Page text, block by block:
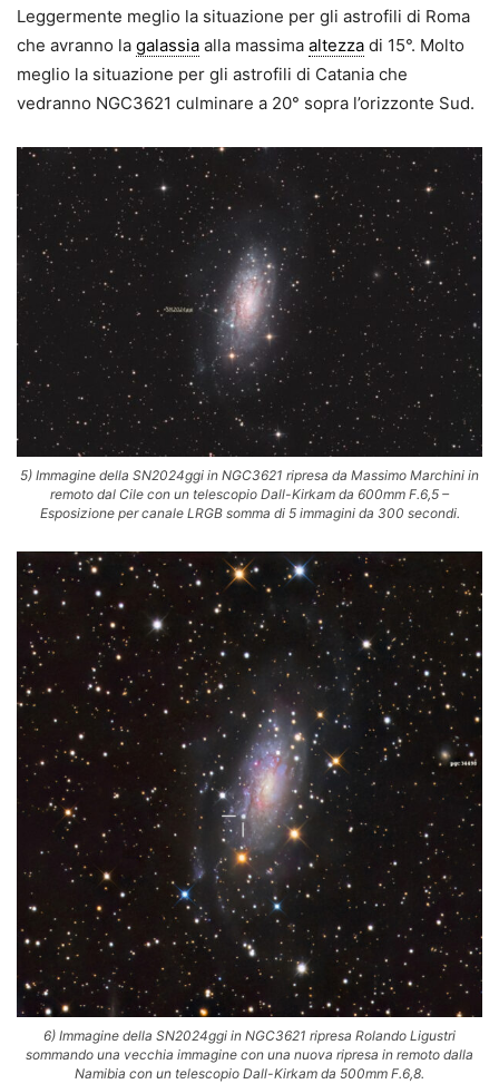
Leggermente meglio la situazione per gli astrofili di Roma
che avranno la galassia alla massima altezza di 15°. Molto
meglio la situazione per gli astrofili di Catania che
vedranno NGC3621 culminare a 20° sopra l’orizzonte Sud.
5) Immagine della SN2024ggi in NGC3621 ripresa da Massimo Marchini in
remoto dal Cile con un telescopio Dall-Kirkam da 600mm F.6,5 –
Esposizione per canale LRGB somma di 5 immagini da 300 secondi.
6) Immagine della SN2024ggi in NGC3621 ripresa Rolando Ligustri
sommando una vecchia immagine con una nuova ripresa in remoto dalla
Namibia con un telescopio Dall-Kirkam da 500mm F.6,8.